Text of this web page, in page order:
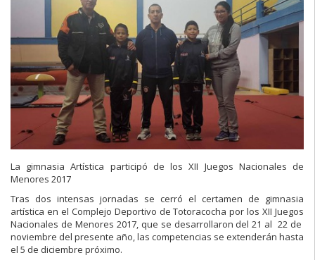
La gimnasia Artística participó de los XII Juegos Nacionales de
Menores 2017
Tras dos intensas jornadas se cerró el certamen de gimnasia
artística en el Complejo Deportivo de Totoracocha por los XII Juegos
Nacionales de Menores 2017, que se desarrollaron del 21 al 22 de
noviembre del presente año, las competencias se extenderán hasta
el 5 de diciembre próximo.